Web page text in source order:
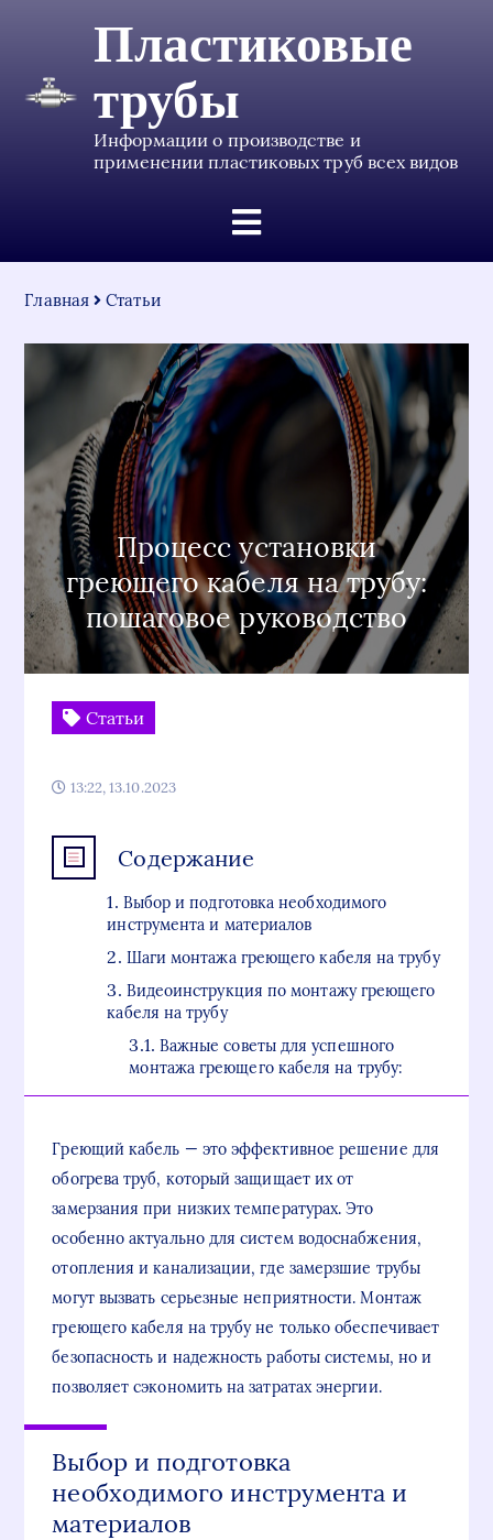
Пластиковые
трубы
Информации о производстве и
применении пластиковых труб всех видов
Главная Статьи
Процесс установки
греющего кабеля на трубу:
пошаговое руководство
Статьи
13:22, 13.10.2023
Содержание
Выбор и подготовка необходимого
инструмента и материалов
Шаги монтажа греющего кабеля на трубу
Видеоинструкция по монтажу греющего
кабеля на трубу
Важные советы для успешного
монтажа греющего кабеля на трубу:
Греющий кабель — это эффективное решение для
обогрева труб, который защищает их от
замерзания при низких температурах. Это
особенно актуально для систем водоснабжения,
отопления и канализации, где замерзшие трубы
могут вызвать серьезные неприятности. Монтаж
греющего кабеля на трубу не только обеспечивает
безопасность и надежность работы системы, но и
позволяет сэкономить на затратах энергии.
Выбор и подготовка
необходимого инструмента и
материалов